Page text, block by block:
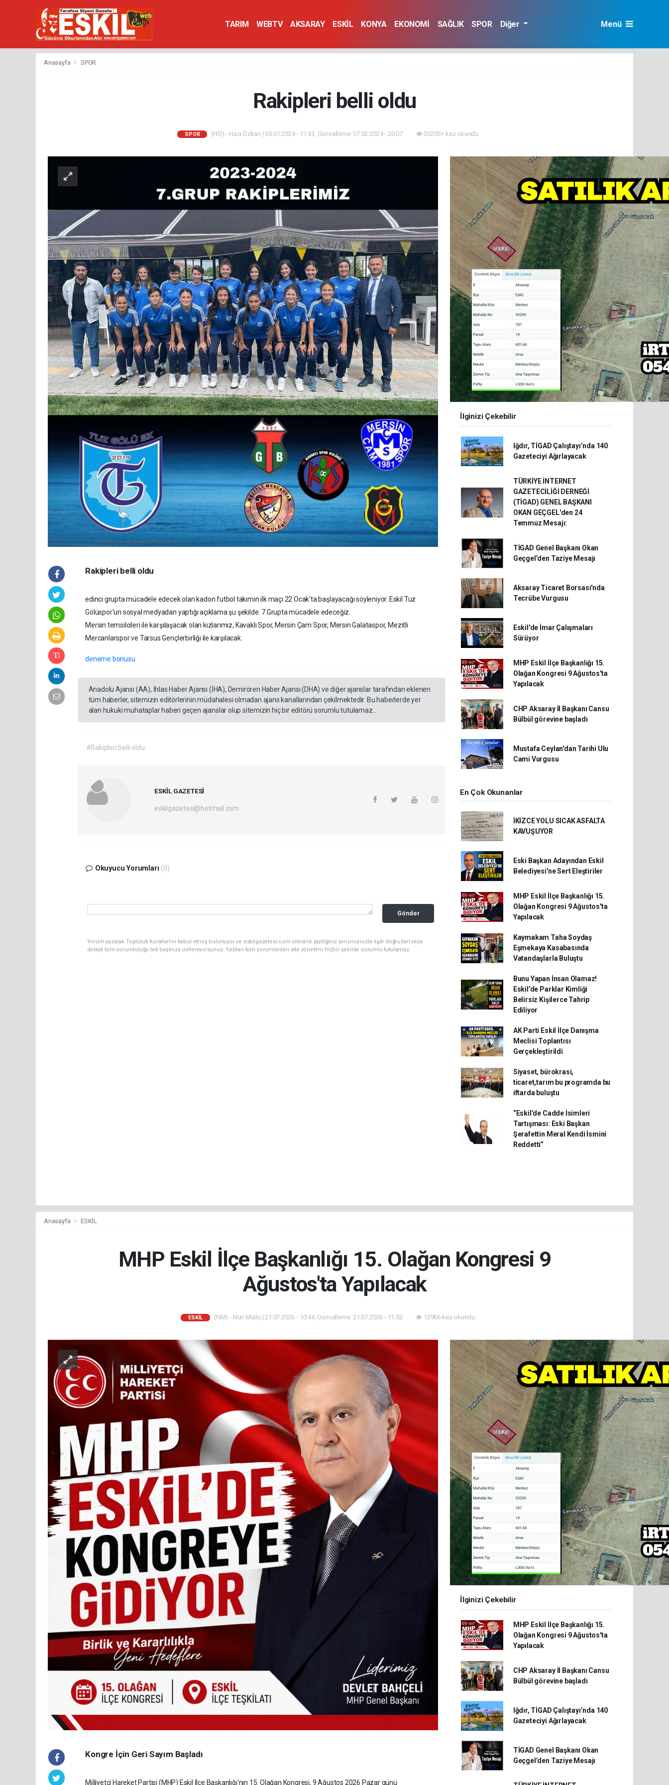
TARIM WEBTV AKSARAY ESKİL KONYA EKONOMİ SAĞLIK SPOR Diğer Menü
Anasayfa SPOR
Rakipleri belli oldu
SPOR (HÖ) - Hacı Özkan | 05.01.2024 - 11:33, Güncelleme: 07.02.2024 - 20:07 30205+ kez okundu.
Rakipleri belli oldu
edinci grupta mücadele edecek olan kadon futbol takımın ilk maçı 22 Ocak'ta başlayacağı söyleniyor. Eskil Tuz
Gölüspor'un sosyal medyadan yaptığı açıklama şu şekilde: 7.Grupta mücadele edeceğiz.
Mersin temsilcileri ile karşılaşacak olan kızlarımız, Kavaklı Spor, Mersin Çam Spor, Mersin Galataspor, Mezitli
Mercanlarspor ve Tarsus Gençlerbirliği ile karşılacak.
deneme bonusu
Anadolu Ajansı (AA), İhlas Haber Ajansı (İHA), Demirören Haber Ajansı (DHA) ve diğer ajanslar tarafından eklenen
tüm haberler, sitemizin editörlerinin müdahalesi olmadan ajans kanallarından çekilmektedir. Bu haberlerde yer
alan hukuki muhataplar haberi geçen ajanslar olup sitemizin hiç bir editörü sorumlu tutulamaz...
#Rakipleri belli oldu
ESKİL GAZETESİ
eskilgazetesi@hotmail.com
Okuyucu Yorumları (0)
Gönder
Yorum yazarak Topluluk Kuralları’nı kabul etmiş bulunuyor ve eskilgazetesi.com sitesine yaptığınız yorumunuzla ilgili doğrudan veya
dolaylı tüm sorumluluğu tek başınıza üstleniyorsunuz. Yazılan tüm yorumlardan site yönetimi hiçbir şekilde sorumlu tutulamaz.
İlginizi Çekebilir
Iğdır, TİGAD Çalıştayı’nda 140
Gazeteciyi Ağırlayacak
TÜRKİYE İNTERNET
GAZETECİLİĞİ DERNEĞİ
(TİGAD) GENEL BAŞKANI
OKAN GEÇGEL'den 24
Temmuz Mesajı:
TİGAD Genel Başkanı Okan
Geçgel’den Taziye Mesajı
Aksaray Ticaret Borsası'nda
Tecrübe Vurgusu
Eskil'de İmar Çalışmaları
Sürüyor
MHP Eskil İlçe Başkanlığı 15.
Olağan Kongresi 9 Ağustos'ta
Yapılacak
CHP Aksaray İl Başkanı Cansu
Bülbül görevine başladı
Mustafa Ceylan'dan Tarihi Ulu
Cami Vurgusu
En Çok Okunanlar
İKİZCE YOLU SICAK ASFALTA
KAVUŞUYOR
Eski Başkan Adayından Eskil
Belediyesi'ne Sert Eleştiriler
MHP Eskil İlçe Başkanlığı 15.
Olağan Kongresi 9 Ağustos'ta
Yapılacak
Kaymakam Taha Soydaş
Eşmekaya Kasabasında
Vatandaşlarla Buluştu
Bunu Yapan İnsan Olamaz!
Eskil’de Parklar Kimliği
Belirsiz Kişilerce Tahrip
Ediliyor
AK Parti Eskil İlçe Danışma
Meclisi Toplantısı
Gerçekleştirildi
Siyaset, bürokrasi,
ticaret,tarım bu programda bu
iftarda buluştu
“Eskil’de Cadde İsimleri
Tartışması: Eski Başkan
Şerafettin Meral Kendi İsmini
Reddetti”
Anasayfa ESKİL
MHP Eskil İlçe Başkanlığı 15. Olağan Kongresi 9
Ağustos'ta Yapılacak
ESKİL (NM) - Nuri Mutlu | 21.07.2026 - 10:44, Güncelleme: 21.07.2026 - 11:02 13966 kez okundu.
Kongre İçin Geri Sayım Başladı
Milliyetçi Hareket Partisi (MHP) Eskil İlçe Başkanlığı'nın 15. Olağan Kongresi, 9 Ağustos 2026 Pazar günü
İlginizi Çekebilir
MHP Eskil İlçe Başkanlığı 15.
Olağan Kongresi 9 Ağustos'ta
Yapılacak
CHP Aksaray İl Başkanı Cansu
Bülbül görevine başladı
Iğdır, TİGAD Çalıştayı’nda 140
Gazeteciyi Ağırlayacak
TİGAD Genel Başkanı Okan
Geçgel’den Taziye Mesajı